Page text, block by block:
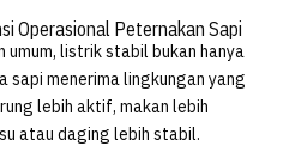
Operasional Peternakan Sapi
listrik stabil bukan hanya
sapi menerima lingkungan yang
lebih aktif, makan lebih
atau daging lebih stabil.